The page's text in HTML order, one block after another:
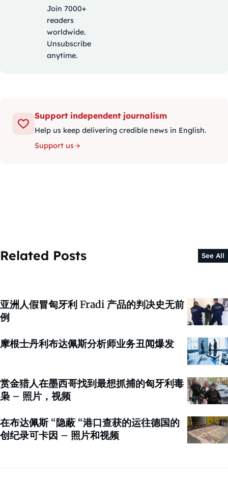
Join 7000+
readers
worldwide.
Unsubscribe
anytime.
Support independent journalism
Help us keep delivering credible news in English.
Support us
Related Posts See All
亚洲人假冒匈牙利 Fradi 产品的判决史无前
例
摩根士丹利布达佩斯分析师业务丑闻爆发
赏金猎人在墨西哥找到最想抓捕的匈牙利毒
枭 – 照片，视频
在布达佩斯 “隐蔽 “港口查获的运往德国的
创纪录可卡因 – 照片和视频